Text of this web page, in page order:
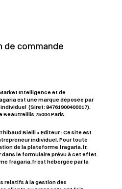
de commande
Intelligence et de
est une marque déposée par
(Siret: 84761900400017).
Beautreillis 75004 Paris.
Bielli • Editeur : Ce site est
individuel. Pour toute
de la plateforme fragaria.fr,
le formulaire prévu à cet effet.
fragaria.fr est hébergée par la
relatifs à la gestion des